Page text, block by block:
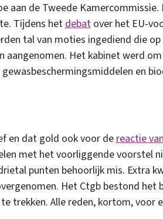
aan de Tweede
Tijdens hetdebatover het EU-
tal van moties ingediend die
aangenomen. Het kabinet werd
en
en dat gold ook voor dereactie
met het voorliggende voorstel
punten behoorlijk mis. Extra
Het Ctgb bestond het
trekken. Alle reden, kortom, voor